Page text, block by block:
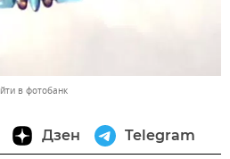
в фотобанк
Дзен Telegram